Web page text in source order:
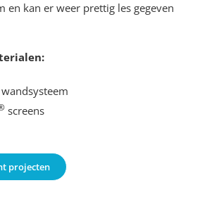
en kan er weer prettig les gegeven
wandsysteem
screens
projecten